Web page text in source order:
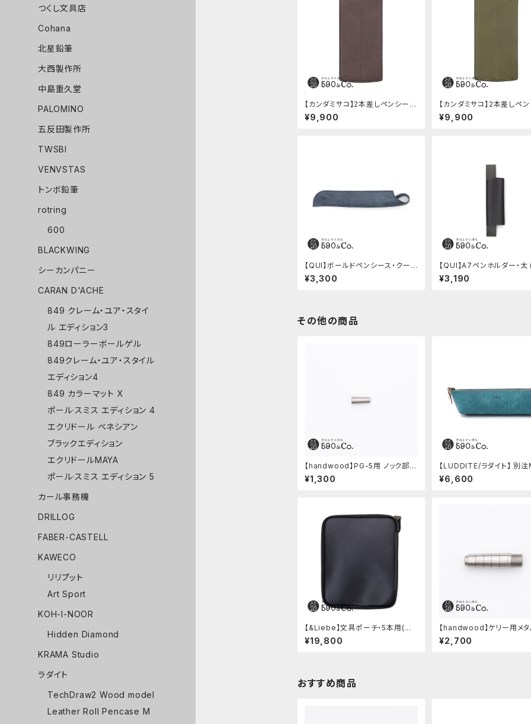
【カンダミサコ】2本差しペンシー
ス・ミネルバボックス (カスターニ
ョ)
¥9,900
【カンダミサコ】2本差しペ
ス・ミネルバボックス (オリー
¥9,900
【QUI】ボールドペンシース・クード
ゥー (ブルー)
¥3,300
【QUI】A7ペンホルダー・太 (
ク)
¥3,190
その他の商品
【handwood】PG-5用 ノック部カ
バー (ステンレス)
¥1,300
【LUDDITE/ラダイト】 別注
レザーボートペンケース (タ
ブルー)
¥6,600
【&Liebe】文具ポーチ・5本用(ス
ムースブラック)
¥19,800
【handwood】ケリー用メタ
¥2,700
おすすめ商品
つくし文具店
Cohana
北星鉛筆
大西製作所
中島重久堂
PALOMINO
五反田製作所
TWSBI
VENVSTAS
トンボ鉛筆
rotring
600
BLACKWING
シーカンパニー
CARAN D'ACHE
849 クレーム・ユア・スタイ
ル エディション3
849ローラーボールゲル
849クレーム・ユア・スタイル
エディション4
849 カラーマット X
ポール·スミス エディション 4
エクリドール ベネシアン
ブラックエディション
エクリドールMAYA
ポール·スミス エディション 5
カール事務機
DRILLOG
FABER-CASTELL
KAWECO
リリプット
Art Sport
KOH-I-NOOR
Hidden Diamond
KRAMA Studio
ラダイト
TechDraw2 Wood model
Leather Roll Pencase M